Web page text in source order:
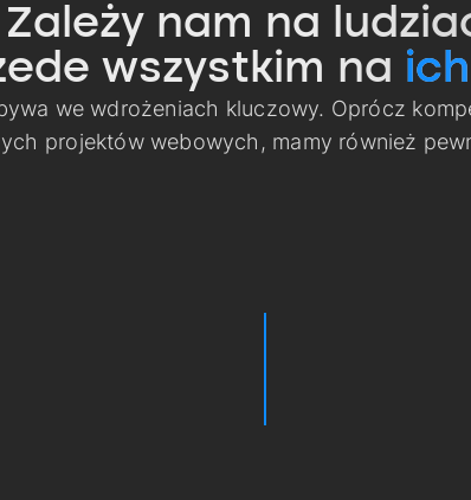
Zależy nam na
wszystkim na
we wdrożeniach kluczowy. Oprócz
projektów webowych, mamy również